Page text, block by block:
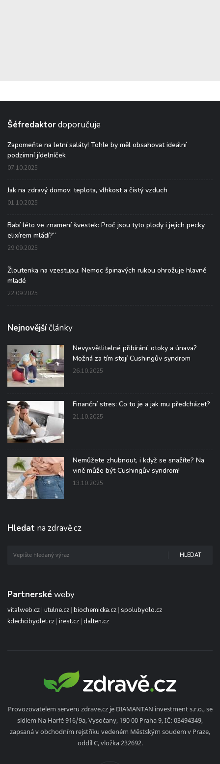
Šéfredaktordoporučuje
Zapomeňte na letní saláty! Tohle by měl obsahovat ideální
podzimní jídelníček
07.10.2025
Jak na zdravý domov: teplota, vlhkost a čistý vzduch
01.10.2025
Babí léto ve znamení švestek: Proč jsou tyto plody i jejich pecky
elixírem mládí?“
29.09.2025
Žloutenka na vzestupu: Nemoc špinavých rukou ohrožuje hlavně
mladé
22.09.2025
Nejnovějšíčlánky
Nevysvětlitelné přibírání, otoky a únava?
Možná za tím stojí Cushingův syndrom
26.10.2025
Finanční stres: Co to je a jak mu předcházet?
21.10.2025
Nemůžete zhubnout, i když se snažíte? Na
vině může být Cushingův syndrom!
13.10.2025
Hledat na zdravě.cz
HLEDAT
Partnerské weby
vitalweb.cz | utulne.cz | biochemicka.cz | spolubydlo.cz
kdechcibydlet.cz | irest.cz | dalten.cz
Provozovatelem serveru zdrave.cz je DIAMANTAN investment s.r.o., se
sídlem Na Harfě 916/9a, Vysočany, 190 00 Praha 9, IČ: 03494349,
zapsaná v obchodním rejstříku vedeném Městským soudem v Praze,
oddíl C, vložka 232692.